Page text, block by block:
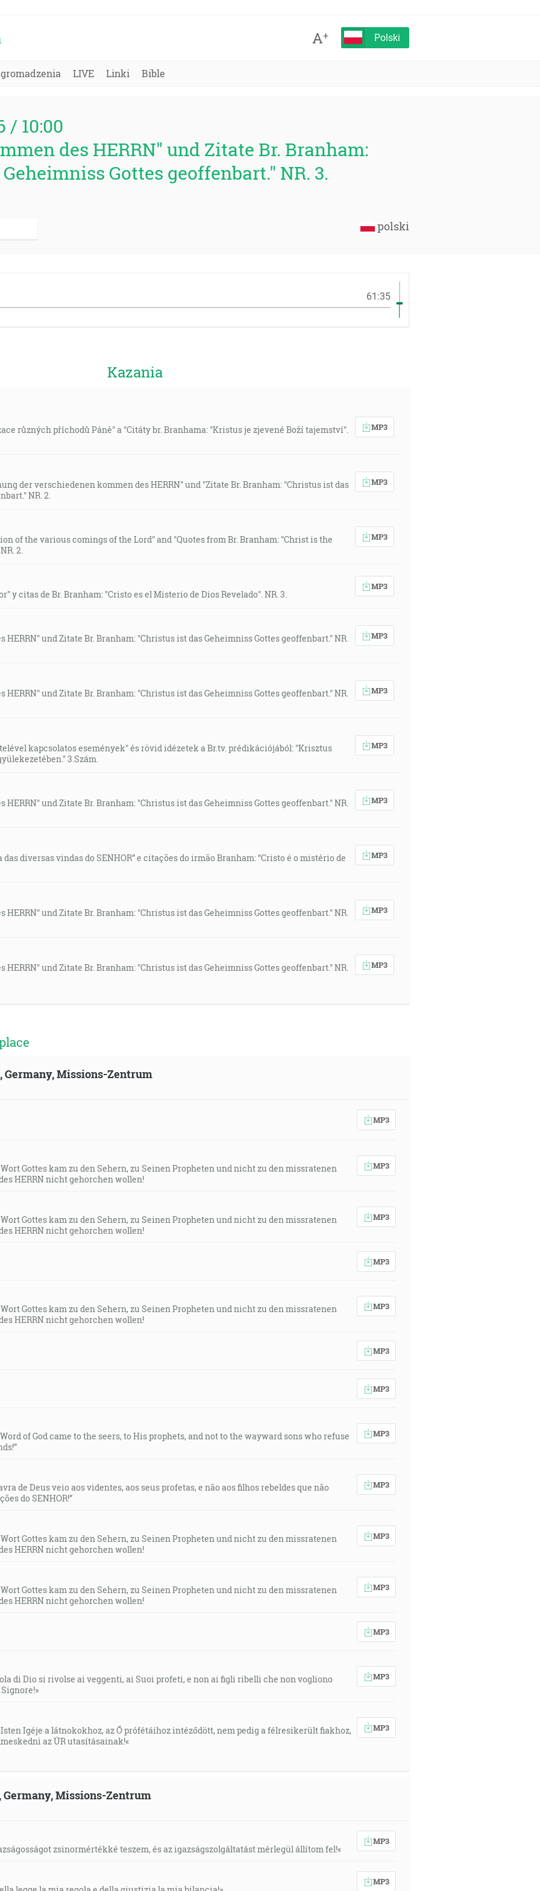
A+ Polski
LIVE Linki Bible
/ 10:00
des HERRN" und Zitate Br. Branham:
Gottes geoffenbart." NR. 3.
polski
61:35
Kazania
různých příchodů Páně" a "Citáty br. Branhama: "Kristus je zjevené Boží tajemství". MP3
der verschiedenen kommen des HERRN" und "Zitate Br. Branham: "Christus ist das
NR. 2.
MP3
of the various comings of the Lord" and "Quotes from Br. Branham: "Christ is the
2.
MP3
y citas de Br. Branham: "Cristo es el Misterio de Dios Revelado". NR. 3.
MP3
HERRN" und Zitate Br. Branham: "Christus ist das Geheimniss Gottes geoffenbart." NR. MP3
HERRN" und Zitate Br. Branham: "Christus ist das Geheimniss Gottes geoffenbart." NR. MP3
kapcsolatos események" és rövid idézetek a Br.tv. prédikációjából: "Krisztus
3.Szám.
MP3
HERRN" und Zitate Br. Branham: "Christus ist das Geheimniss Gottes geoffenbart." NR. MP3
das diversas vindas do SENHOR” e citações do irmão Branham: “Cristo é o mistério de MP3
HERRN" und Zitate Br. Branham: "Christus ist das Geheimniss Gottes geoffenbart." NR. MP3
HERRN" und Zitate Br. Branham: "Christus ist das Geheimniss Gottes geoffenbart." NR. MP3
Germany, Missions-Zentrum
MP3
Wort Gottes kam zu den Sehern, zu Seinen Propheten und nicht zu den missratenen
HERRN nicht gehorchen wollen!
MP3
Wort Gottes kam zu den Sehern, zu Seinen Propheten und nicht zu den missratenen
HERRN nicht gehorchen wollen!
MP3
MP3
Wort Gottes kam zu den Sehern, zu Seinen Propheten und nicht zu den missratenen
HERRN nicht gehorchen wollen!
MP3
MP3
MP3
of God came to the seers, to His prophets, and not to the wayward sons who refuse
MP3
de Deus veio aos videntes, aos seus profetas, e não aos filhos rebeldes que não
do SENHOR!”
MP3
Wort Gottes kam zu den Sehern, zu Seinen Propheten und nicht zu den missratenen
HERRN nicht gehorchen wollen!
MP3
Wort Gottes kam zu den Sehern, zu Seinen Propheten und nicht zu den missratenen
HERRN nicht gehorchen wollen!
MP3
MP3
di Dio si rivolse ai veggenti, ai Suoi profeti, e non ai figli ribelli che non vogliono
MP3
Isten Igéje a látnokokhoz, az Ő prófétáihoz intéződött, nem pedig a félresikerült fiakhoz,
az ÚR utasításainak!«
MP3
Germany, Missions-Zentrum
zsinormértékké teszem, és az igazságszolgáltatást mérlegül állítom fel!«
MP3
MP3